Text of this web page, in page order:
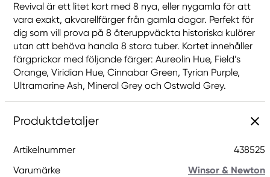
Revival är ett litet kort med 8 nya, eller nygamla för att
vara exakt, akvarellfärger från gamla dagar. Perfekt för
dig som vill prova på 8 återuppväckta historiska kulörer
utan att behöva handla 8 stora tuber. Kortet innehåller
färgprickar med följande färger: Aureolin Hue, Field’s
Orange, Viridian Hue, Cinnabar Green, Tyrian Purple,
Ultramarine Ash, Mineral Grey och Ostwald Grey.
Produktdetaljer
Artikelnummer
438525
Varumärke
Winsor & Newton